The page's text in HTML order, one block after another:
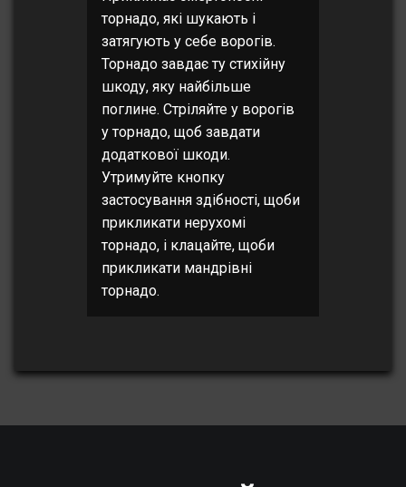
торнадо, які шукають і
затягують у себе ворогів.
Торнадо завдає ту стихійну
шкоду, яку найбільше
поглине. Стріляйте у ворогів
у торнадо, щоб завдати
додаткової шкоди.
Утримуйте кнопку
застосування здібності, щоби
прикликати нерухомі
торнадо, і клацайте, щоби
прикликати мандрівні
торнадо.